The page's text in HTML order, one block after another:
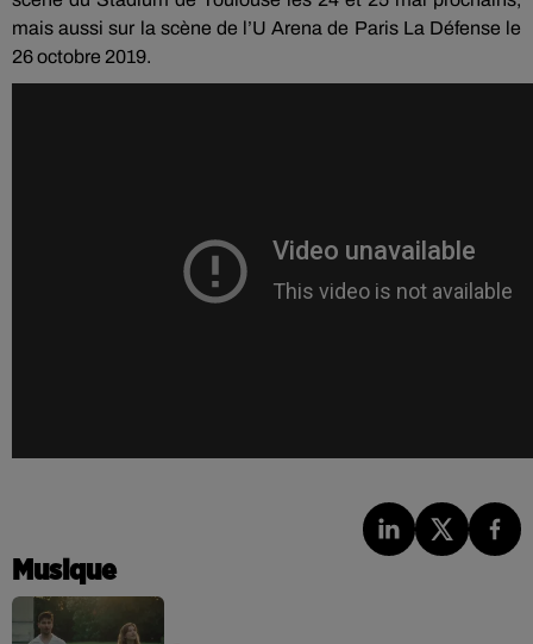
mais aussi sur la scène de l’U Arena de Paris La Défense le
26 octobre 2019.
Musique